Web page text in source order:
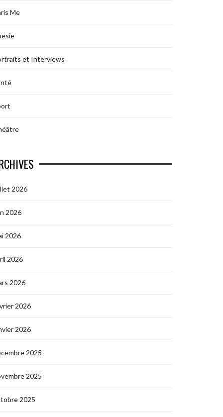
Me
et Interviews
2026
2026
2026
2026
2026
2026
2026
2025
2025
2025